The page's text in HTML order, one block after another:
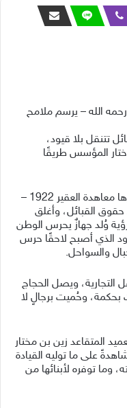
الله – يرسم ملامح
تتنقل بلا قيود،
المؤسس طريقًا
بحنكة سياسية ومعاهدات مفصلية – أبرزها معاهدة العقير 1922 –
القبائل، وأغلق
وُلد جهازٌ يحرس الوطن
الذي أصبح لاحقًا حرس
والسواحل.
التجارية، ويصل الحجاج
بحكمة، وحُميت برجالٍ لا
المتقاعد زين بن مختار
على ما توليه القيادة
وما توفره لأبنائها من